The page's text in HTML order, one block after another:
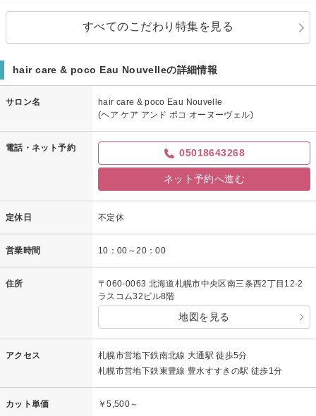
すべてのこだわり特集を見る
hair care & poco Eau Nouvelleの詳細情報
サロン名
hair care & poco Eau Nouvelle
(ヘア ケア アンド ポコ オーヌーヴェル)
電話・ネット予約 05018643268
ネット予約へ進む
定休日 不定休
営業時間 10：00～20：00
住所
〒060-0063 北海道札幌市中央区南三条西2丁目12-2
ラスコム32ビル8階
地図を見る
アクセス
札幌市営地下鉄南北線 大通駅 徒歩5分
札幌市営地下鉄東豊線 豊水すすきの駅 徒歩1分
カット単価 ￥5,500～